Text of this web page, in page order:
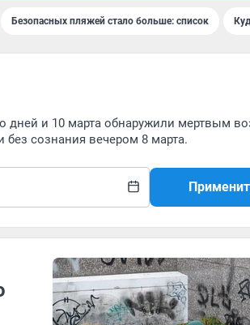
Безопасных пляжей стало больше: список
дней и 10 марта обнаружили мертвым
без сознания вечером 8 марта.